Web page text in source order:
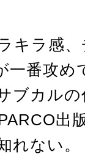
キラ感
一番攻め
ブカル
出
れない。